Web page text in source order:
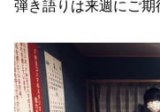
弾き語りは来週にご期